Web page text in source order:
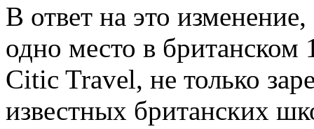
В ответ на это
одно место в
Citic Travel, не только
известных британских